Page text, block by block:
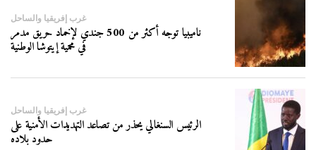
غرب إفريقيا والساحل
ناميبيا توجه أكثر من 500 جندي لإخماد حريق مدمر
في محمية إيتوشا الوطنية
غرب إفريقيا والساحل
الرئيس السنغالي يحذر من تصاعد التهديدات الأمنية على
حدود بلاده